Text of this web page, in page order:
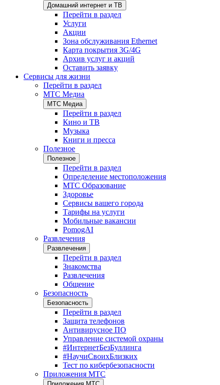
Домашний интернет и ТВ
Перейти в раздел
Услуги
Акции
Зона обслуживания Ethernet
Карта покрытия 3G/4G
Архив услуг и акций
Оставить заявку
Сервисы для жизни
Перейти в раздел
МТС Медиа
МТС Медиа
Перейти в раздел
Кино и ТВ
Музыка
Книги и пресса
Полезное
Полезное
Перейти в раздел
Определение местоположения
МТС Образование
Здоровье
Сервисы вашего города
Тарифы на услуги
Мобильные вакансии
PomogAI
Развлечения
Развлечения
Перейти в раздел
Знакомства
Развлечения
Общение
Безопасность
Безопасность
Перейти в раздел
Защита телефонов
Антивирусное ПО
Управление системой охраны
#ИнтернетБезБуллинга
#НаучиСвоихБлизких
Тест по кибербезопасности
Приложения МТС